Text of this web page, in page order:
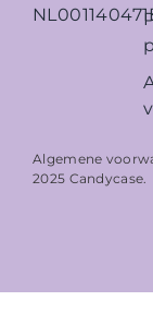
Algemene
2025 Candycase